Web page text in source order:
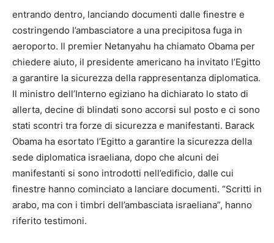
entrando dentro, lanciando documenti dalle finestre e
costringendo l’ambasciatore a una precipitosa fuga in
aeroporto. Il premier Netanyahu ha chiamato Obama per
chiedere aiuto, il presidente americano ha invitato l’Egitto
a garantire la sicurezza della rappresentanza diplomatica.
Il ministro dell’Interno egiziano ha dichiarato lo stato di
allerta, decine di blindati sono accorsi sul posto e ci sono
stati scontri tra forze di sicurezza e manifestanti. Barack
Obama ha esortato l’Egitto a garantire la sicurezza della
sede diplomatica israeliana, dopo che alcuni dei
manifestanti si sono introdotti nell’edificio, dalle cui
finestre hanno cominciato a lanciare documenti. “Scritti in
arabo, ma con i timbri dell’ambasciata israeliana”, hanno
riferito testimoni.